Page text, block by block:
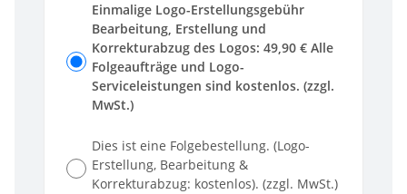
Einmalige Logo-Erstellungsgebühr
Bearbeitung, Erstellung und
Korrekturabzug des Logos: 49,90 € Alle
Folgeaufträge und Logo-
Serviceleistungen sind kostenlos. (zzgl.
MwSt.)
Dies ist eine Folgebestellung. (Logo-
Erstellung, Bearbeitung &
Korrekturabzug: kostenlos). (zzgl. MwSt.)